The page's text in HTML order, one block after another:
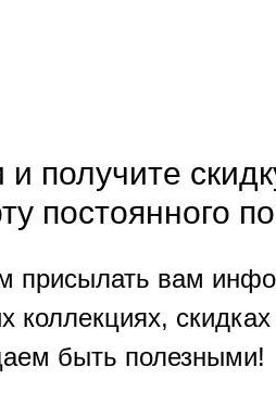
получите
постоянного
присылать вам
коллекциях,
быть полезными!